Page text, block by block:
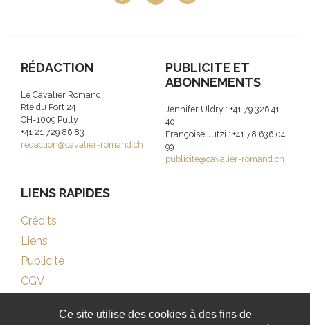
RÉDACTION
Le Cavalier Romand
Rte du Port 24
CH-1009 Pully
+41 21 729 86 83
redaction@cavalier-romand.ch
PUBLICITE ET
ABONNEMENTS
Jennifer Uldry : +41 79 326 41
40
Françoise Jutzi : +41 78 636 04
99
publicite@cavalier-romand.ch
LIENS RAPIDES
Crédits
Liens
Publicité
CGV
Ce site utilise des cookies à des fins de